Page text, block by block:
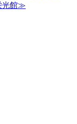
光館≫